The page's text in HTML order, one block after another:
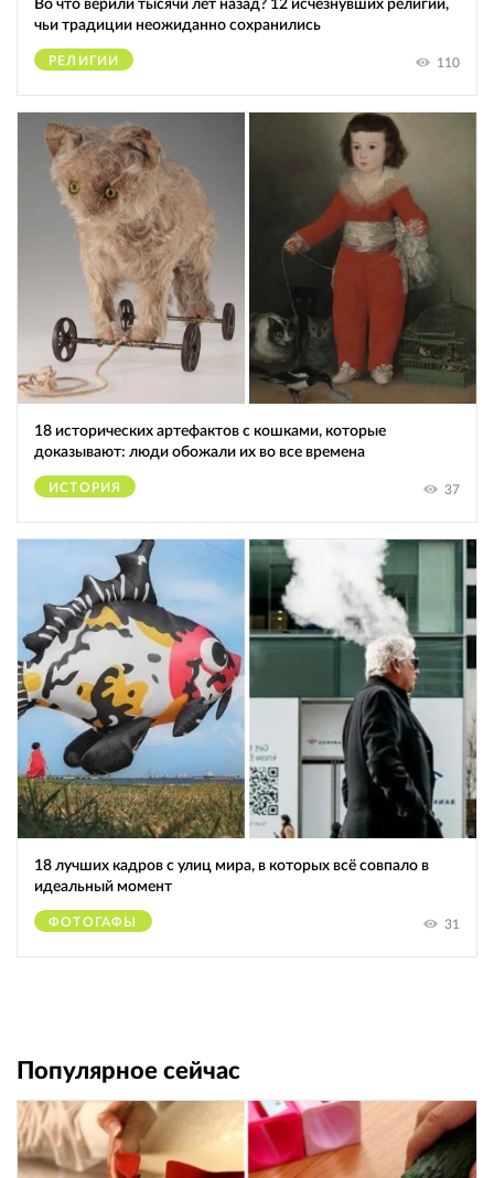
Во что верили тысячи лет назад? 12 исчезнувших религий,
чьи традиции неожиданно сохранились
РЕЛИГИИ 110
18 исторических артефактов с кошками, которые
доказывают: люди обожали их во все времена
ИСТОРИЯ 37
18 лучших кадров с улиц мира, в которых всё совпало в
идеальный момент
ФОТОГАФЫ 31
Популярное сейчас